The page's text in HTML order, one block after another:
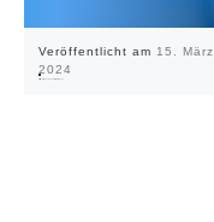
Veröffentlicht am 15. März
2024